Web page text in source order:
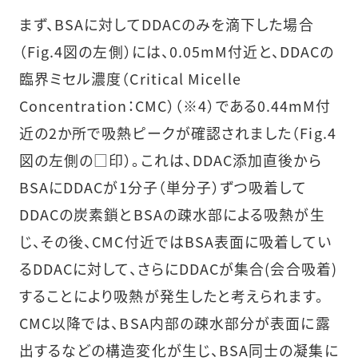
まず、BSAに対してDDACのみを滴下した場合
（Fig.4図の左側）には、0.05mM付近と、DDACの
臨界ミセル濃度（Critical Micelle
Concentration：CMC）（※4）である0.44mM付
近の2か所で吸熱ピークが確認されました（Fig.4
図の左側の□印）。これは、DDAC添加直後から
BSAにDDACが1分子（単分子）ずつ吸着して
DDACの炭素鎖とBSAの疎水部による吸熱が生
じ、その後、CMC付近ではBSA表面に吸着してい
るDDACに対して、さらにDDACが集合(会合吸着)
することにより吸熱が発生したと考えられます。
CMC以降では、BSA内部の疎水部分が表面に露
出するなどの構造変化が生じ、BSA同士の凝集に